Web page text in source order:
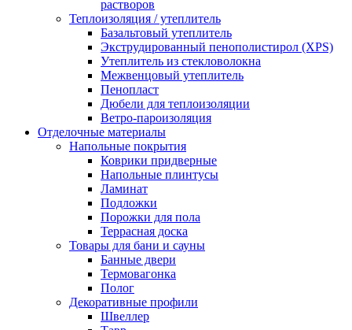
растворов
Теплоизоляция / утеплитель
Базальтовый утеплитель
Экструдированный пенополистирол (XPS)
Утеплитель из стекловолокна
Межвенцовый утеплитель
Пенопласт
Дюбели для теплоизоляции
Ветро-пароизоляция
Отделочные материалы
Напольные покрытия
Коврики придверные
Напольные плинтусы
Ламинат
Подложки
Порожки для пола
Террасная доска
Товары для бани и сауны
Банные двери
Термовагонка
Полог
Декоративные профили
Швеллер